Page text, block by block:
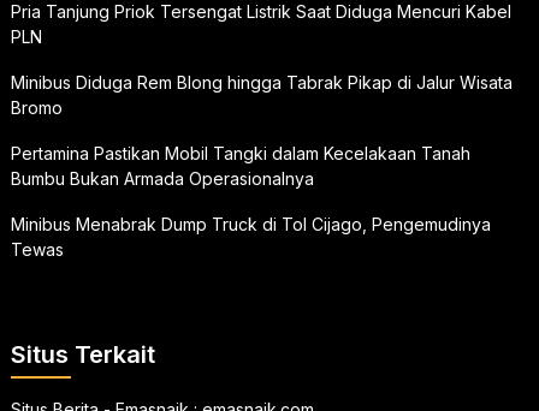
Pria Tanjung Priok Tersengat Listrik Saat Diduga Mencuri Kabel
PLN
Minibus Diduga Rem Blong hingga Tabrak Pikap di Jalur Wisata
Bromo
Pertamina Pastikan Mobil Tangki dalam Kecelakaan Tanah
Bumbu Bukan Armada Operasionalnya
Minibus Menabrak Dump Truck di Tol Cijago, Pengemudinya
Tewas
Situs Terkait